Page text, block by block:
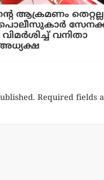
തെറ്റല്ല എന്നു
സേനക്ക്
Required fields